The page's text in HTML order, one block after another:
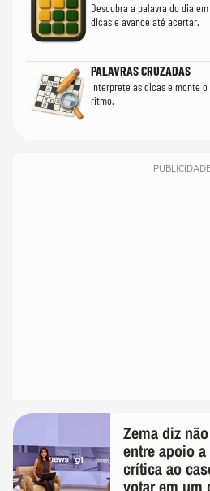
Descubra a palavra do dia
dicas e avance até acertar.
PALAVRAS CRUZADAS
Interprete as dicas e monte
ritmo.
PUBLICIDADE
Zema diz
entre apoio
crítica ao
votar em um